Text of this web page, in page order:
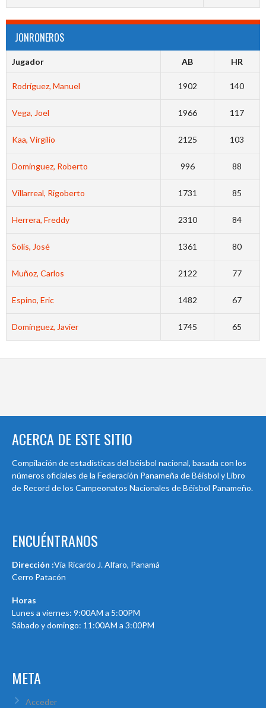
JONRONEROS
Jugador AB HR
Rodríguez, Manuel 1902 140
Vega, Joel 1966 117
Kaa, Virgilio 2125 103
Dominguez, Roberto 996 88
Villarreal, Rigoberto 1731 85
Herrera, Freddy 2310 84
Solís, José 1361 80
Muñoz, Carlos 2122 77
Espino, Eric 1482 67
Domínguez, Javier 1745 65
ACERCA DE ESTE SITIO
Compilación de estadísticas del béisbol nacional, basada con los
números oficiales de la Federación Panameña de Béisbol y Libro
de Record de los Campeonatos Nacionales de Béisbol Panameño.
ENCUÉNTRANOS
Dirección :Via Ricardo J. Alfaro, Panamá
Cerro Patacón
Horas
Lunes a viernes: 9:00AM a 5:00PM
Sábado y domingo: 11:00AM a 3:00PM
META
Acceder